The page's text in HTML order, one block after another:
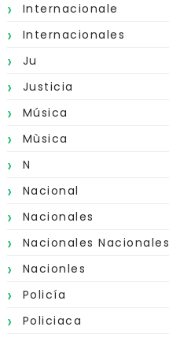
Internacionale
Internacionales
Ju
Justicia
Música
Mùsica
N
Nacional
Nacionales
Nacionales Nacionales
Nacionles
Policía
Policiaca